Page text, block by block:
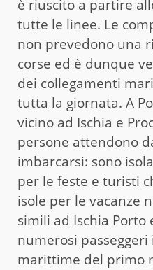
è riuscito a partire
tutte le linee. Le
non prevedono una
corse ed è dunque
dei collegamenti
tutta la giornata. A
vicino ad Ischia e
persone attendono
imbarcarsi: sono
per le feste e turisti
isole per le vacanze
simili ad Ischia Porto
numerosi
marittime del primo